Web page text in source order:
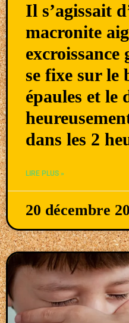
Il s’agissait
macronite
excroissance
se fixe sur le
épaules et le
dans les 2
LIRE PLUS »
20 décembre